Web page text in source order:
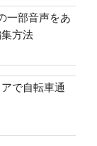
一部音声をあ
方法
で自転車通